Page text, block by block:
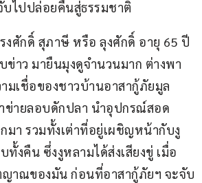
บไปปล่อยคืนสู่ธรรมชาติ
ศักดิ์ สุภาษี หรือ ลุงศักดิ์ อายุ 65 ปี
าว มายืนมุงดูจำนวนมาก ต่างพา
มเชื่อของชาวบ้านอาสากู้ภัยมูล
ข่ายลอบดักปลา นำอุปกรณ์สอด
มา รวมทั้งเต่าที่อยู่เผชิญหน้ากับงู
งคืน ซึ่งงูหลามได้ส่งเสียงขู่ เมื่อ
าณของมัน ก่อนที่อาสากู้ภัยฯ จะจับ